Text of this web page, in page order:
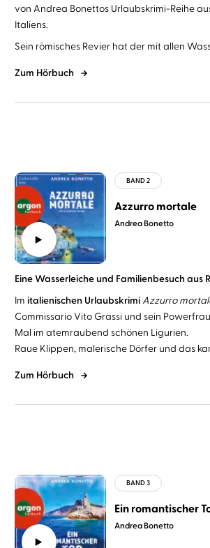
von Andrea Bonettos Urlaubskrimi-Reihe
Italiens.
Sein römisches Revier hat der mit allen
Zum Hörbuch
Andrea Bonetto
Azzurro mortale
Eine Wasserleiche und Familienbesuch aus
Im italienischen Urlaubskrimi Azzurro
Commissario Vito Grassi und sein
Mal im atemraubend schönen Ligurien.
Raue Klippen, malerische Dörfer und das
Zum Hörbuch
Andrea Bonetto
Ein romantischer